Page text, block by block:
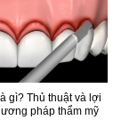
gì? Thủ thuật và lợi
pháp thẩm mỹ